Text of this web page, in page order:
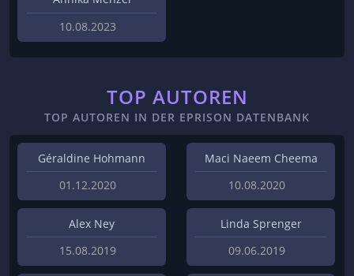
10.08.2023
TOP AUTOREN
TOP AUTOREN IN DER EPRISON DATENBANK
Géraldine Hohmann
01.12.2020
Maci Naeem Cheema
10.08.2020
Alex Ney
15.08.2019
Linda Sprenger
09.06.2019